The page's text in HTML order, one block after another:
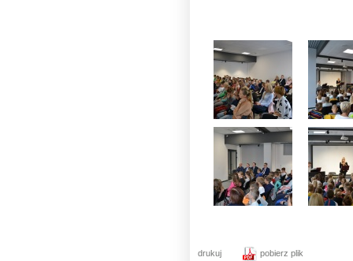
drukuj pobierz plik